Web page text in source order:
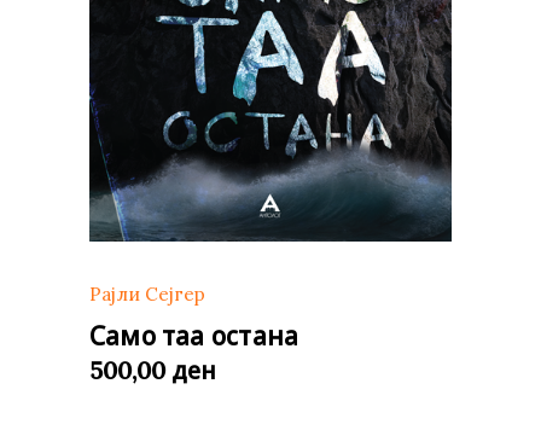
Рајли Сејгер
Само таа остана
500,00 ден